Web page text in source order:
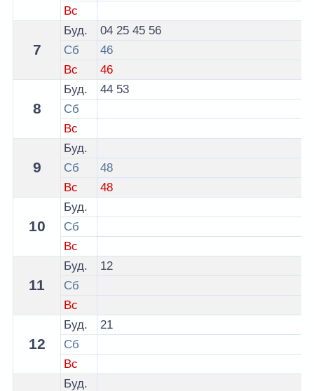
Вс
7
Буд. 04 25 45 56
Сб
46
Вс
46
8
Буд. 44 53
Сб
Вс
9
Буд.
Сб
48
Вс
48
10
Буд.
Сб
Вс
11
Буд.
12
Сб
Вс
12
Буд.
21
Сб
Вс
Буд.